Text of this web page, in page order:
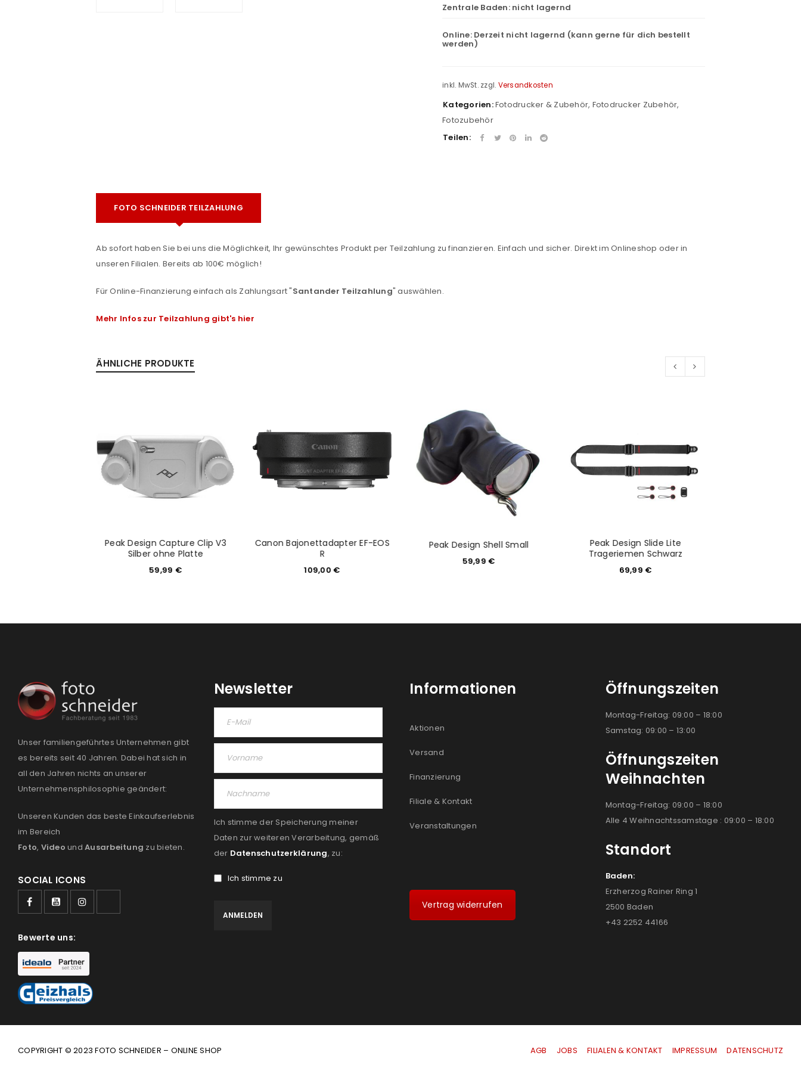
ANMELDEN
Benutzername oder E-Mail-Adresse
ANMELDEN
Mail-Adresse gesendet.
Datenschutzerklärung
REGISTRIEREN
Zentrale Baden: nicht lagernd
Online: Derzeit nicht lagernd (kann gerne für dich bestellt
werden)
inkl. MwSt. zzgl. Versandkosten
Kategorien:Fotodrucker & Zubehör, Fotodrucker Zubehör,
Fotozubehör
Teilen:
FOTO SCHNEIDER TEILZAHLUNG
Ab sofort haben Sie bei uns die Möglichkeit, Ihr gewünschtes Produkt per Teilzahlung zu finanzieren. Einfach und sicher. Direkt im Onlineshop oder in
unseren Filialen. Bereits ab 100€ möglich!
Für Online-Finanzierung einfach als Zahlungsart "Santander Teilzahlung" auswählen.
Mehr Infos zur Teilzahlung gibt's hier
ÄHNLICHE PRODUKTE
Peak Design Capture Clip V3
Silber ohne Platte
59,99 €
Canon Bajonettadapter EF-EOS
R
109,00 €
Peak Design Shell Small
59,99€
Peak Design Slide Lite
Trageriemen Schwarz
69,99 €
Unser familiengeführtes Unternehmen gibt
es bereits seit 40 Jahren. Dabei hat sich in
all den Jahren nichts an unserer
Unternehmensphilosophie geändert:
Unseren Kunden das beste Einkaufserlebnis
im Bereich
Foto, Video und Ausarbeitung zu bieten.
SOCIAL ICONS
Bewerte uns:
Newsletter
Ich stimme der Speicherung meiner
Daten zur weiteren Verarbeitung, gemäß
der Datenschutzerklärung, zu:
Ich stimme zu
Informationen
Aktionen
Versand
Finanzierung
Filiale & Kontakt
Veranstaltungen
Vertrag widerrufen
Öffnungszeiten
Montag-Freitag: 09:00 – 18:00
Samstag: 09:00 – 13:00
Öffnungszeiten
Weihnachten
Montag-Freitag: 09:00 – 18:00
Alle 4 Weihnachtssamstage : 09:00 – 18:00
Standort
Baden:
Erzherzog Rainer Ring 1
2500 Baden
+43 2252 44166
COPYRIGHT © 2023 FOTO SCHNEIDER – ONLINE SHOP AGB JOBS FILIALEN & KONTAKT IMPRESSUM |DATENSCHUTZ